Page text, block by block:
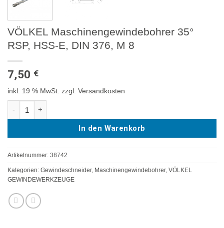
VÖLKEL Maschinengewindebohrer 35°
RSP, HSS-E, DIN 376, M 8
7,50 €
inkl. 19 % MwSt. zzgl. Versandkosten
In den Warenkorb
Artikelnummer: 38742
Kategorien: Gewindeschneider, Maschinengewindebohrer, VÖLKEL
GEWINDEWERKZEUGE